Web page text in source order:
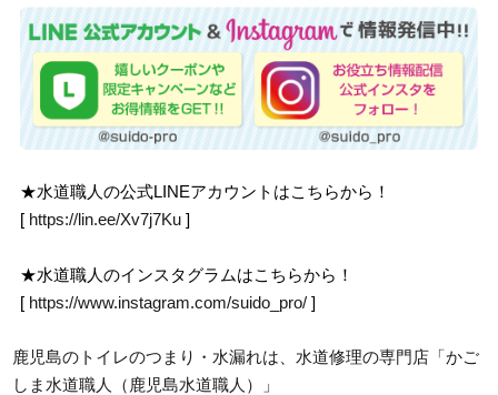
★水道職人の公式LINEアカウントはこちらから！
[ https://lin.ee/Xv7j7Ku ]
★水道職人のインスタグラムはこちらから！
[ https://www.instagram.com/suido_pro/ ]
鹿児島のトイレのつまり・水漏れは、水道修理の専門店「かご
しま水道職人（鹿児島水道職人）」